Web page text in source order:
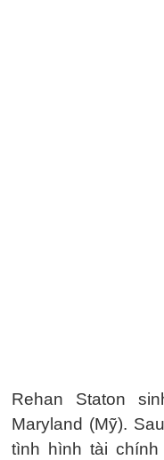
Rehan Staton
Maryland (Mỹ).
tình hình tài